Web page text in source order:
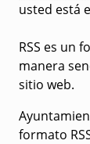
usted está
RSS es un
manera
sitio web.
formato